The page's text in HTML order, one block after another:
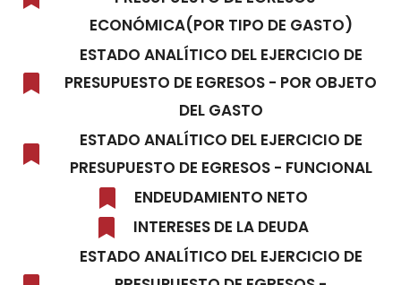
ECONÓMICA(POR TIPO DE GASTO)
ESTADO ANALÍTICO DEL EJERCICIO DE
PRESUPUESTO DE EGRESOS - POR OBJETO
DEL GASTO
ESTADO ANALÍTICO DEL EJERCICIO DE
PRESUPUESTO DE EGRESOS - FUNCIONAL
ENDEUDAMIENTO NETO
INTERESES DE LA DEUDA
ESTADO ANALÍTICO DEL EJERCICIO DE